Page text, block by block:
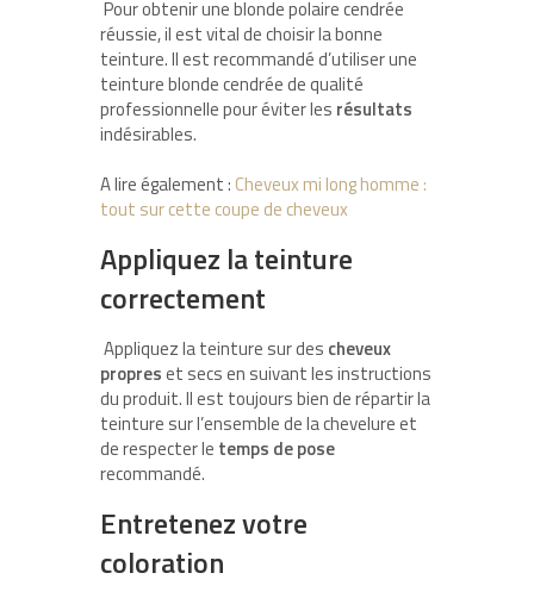
Pour obtenir une blonde polaire cendrée
réussie, il est vital de choisir la bonne
teinture. Il est recommandé d’utiliser une
teinture blonde cendrée de qualité
professionnelle pour éviter les résultats
indésirables.
A lire également : Cheveux mi long homme :
tout sur cette coupe de cheveux
Appliquez la teinture
correctement
Appliquez la teinture sur des cheveux
propreset secs en suivant les instructions
du produit. Il est toujours bien de répartir la
teinture sur l’ensemble de la chevelure et
de respecter le temps de pose
recommandé.
Entretenez votre
coloration